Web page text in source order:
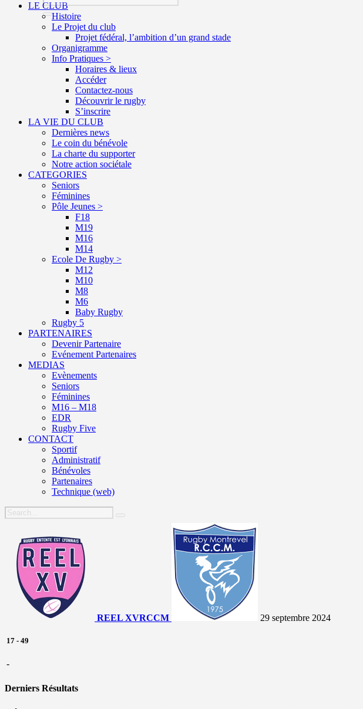
LE CLUB
Histoire
Le Projet du club
Projet fédéral, l’ambition d’un grand stade
Organigramme
Info Pratiques >
Horaires & lieux
Accéder
Contactez-nous
Découvrir le rugby
S’inscrire
LA VIE DU CLUB
Dernières news
Le coin du bénévole
La charte du supporter
Notre action sociétale
CATEGORIES
Seniors
Féminines
Pôle Jeunes >
F18
M19
M16
M14
Ecole De Rugby >
M12
M10
M8
M6
Baby Rugby
Rugby 5
PARTENAIRES
Devenir Partenaire
Evénement Partenaires
MEDIAS
Evènements
Seniors
Féminines
M16 – M18
EDR
Rugby Five
CONTACT
Sportif
Administratif
Bénévoles
Partenaires
Technique (web)
REEL XVRCCM 29 septembre 2024
17 - 49
-
Derniers Résultats